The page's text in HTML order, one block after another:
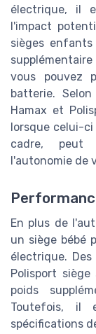
électrique, il
l'impact
sièges
vous pouvez
batterie.
Hamax et
lorsque celui-
cadre, peut
l'autonomie de
En plus de
un siège bébé
électrique.
Polisport
poids
Toutefois, il
spécifications